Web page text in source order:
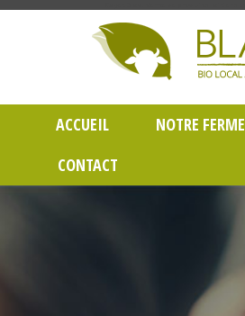
ACCUEIL NOTRE FERME
CONTACT